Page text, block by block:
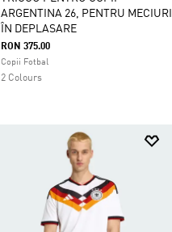
ARGENTINA 26, PENTRU MECIURI
ÎN DEPLASARE
RON 375.00
Copii Fotbal
2 Colours